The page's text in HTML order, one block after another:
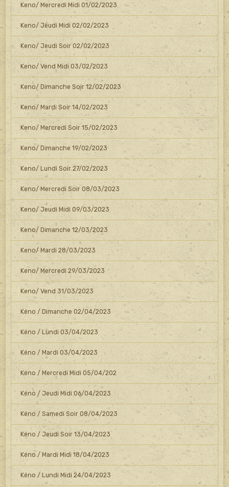
Keno/ Mercredi Midi 01/02/2023
Keno/ Jeudi Midi 02/02/2023
Keno/ Jeudi Soir 02/02/2023
Keno/ Vend Midi 03/02/2023
Keno/ Dimanche Soir 12/02/2023
Keno/ Mardi Soir 14/02/2023
Keno/ Mercredi Soir 15/02/2023
Keno/ Dimanche 19/02/2023
Keno/ Lundi Soir 27/02/2023
Keno/ Mercredi Soir 08/03/2023
Keno/ Jeudi Midi 09/03/2023
Keno/ Dimanche 12/03/2023
Keno/ Mardi 28/03/2023
Keno/ Mercredi 29/03/2023
Keno/ Vend 31/03/2023
Kéno / Dimanche 02/04/2023
Kéno / Lundi 03/04/2023
Kéno / Mardi 03/04/2023
Kéno / Mercredi Midi 05/04/202
Kéno / Jeudi Midi 06/04/2023
Kéno / Samedi Soir 08/04/2023
Kéno / Jeudi Soir 13/04/2023
Kéno / Mardi Midi 18/04/2023
Kéno / Lundi Midi 24/04/2023